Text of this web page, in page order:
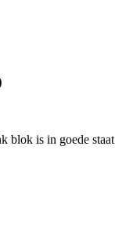
blok is in goede staat